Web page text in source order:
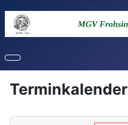
Terminkalender